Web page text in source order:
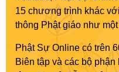
15 chương trình khác
thông Phật giáo như
Phật Sự Online có trên
Biên tập và các bộ